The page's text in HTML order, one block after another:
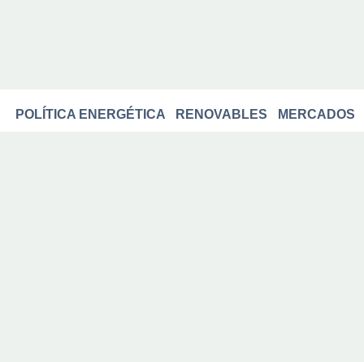
POLÍTICA ENERGÉTICA RENOVABLES MERCADOS